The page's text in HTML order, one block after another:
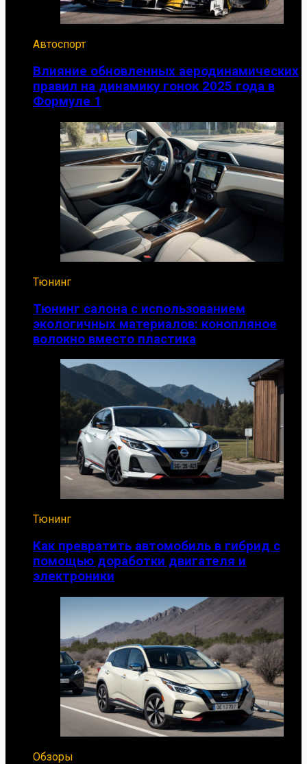
Автоспорт
Влияние обновленных аеродинамических
правил на динамику гонок 2025 года в
Формуле 1
Тюнинг
Тюнинг салона с использованием
экологичных материалов: конопляное
волокно вместо пластика
Тюнинг
Как превратить автомобиль в гибрид с
помощью доработки двигателя и
электроники
Обзоры